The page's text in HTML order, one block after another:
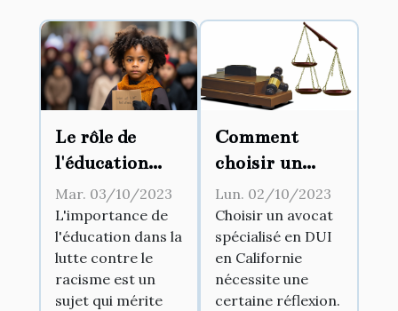
Le rôle de
l'éducation
dans la lutte
contre le
racisme
Mar. 03/10/2023
L'importance de
l'éducation dans la
lutte contre le
racisme est un
sujet qui mérite
Comment
choisir un
avocat
spécialisé en
DUI en
Californie
Lun. 02/10/2023
Choisir un avocat
spécialisé en DUI
en Californie
nécessite une
certaine réflexion.